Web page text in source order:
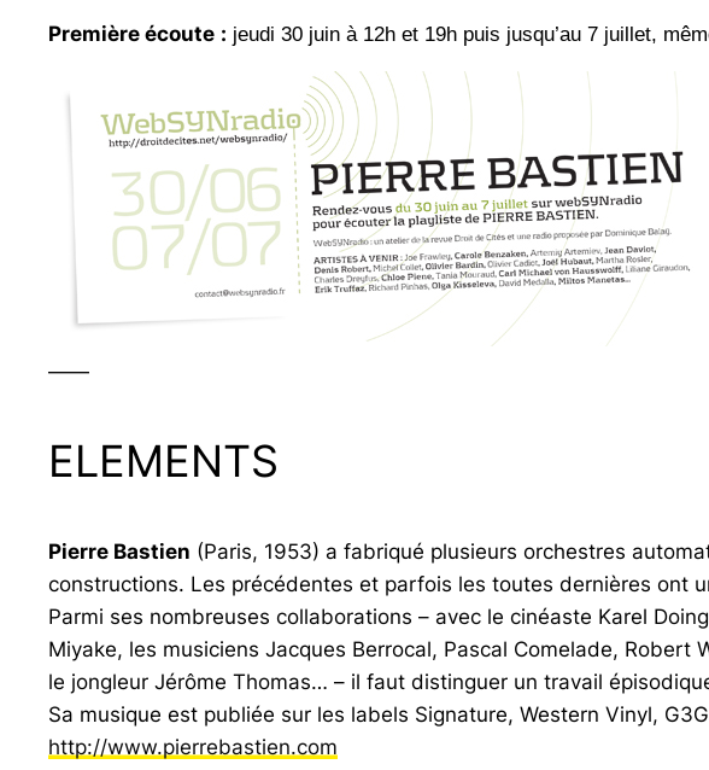
Première écoute : jeudi 30 juin à 12h et 19h puis jusqu’au 7 juillet,
——
ELEMENTS
Pierre Bastien (Paris, 1953) a fabriqué plusieurs orchestres
constructions. Les précédentes et parfois les toutes dernières ont
Parmi ses nombreuses collaborations – avec le cinéaste Karel
Miyake, les musiciens Jacques Berrocal, Pascal Comelade,
le jongleur Jérôme Thomas… – il faut distinguer un travail
Sa musique est publiée sur les labels Signature, Western Vinyl,
http://www.pierrebastien.com